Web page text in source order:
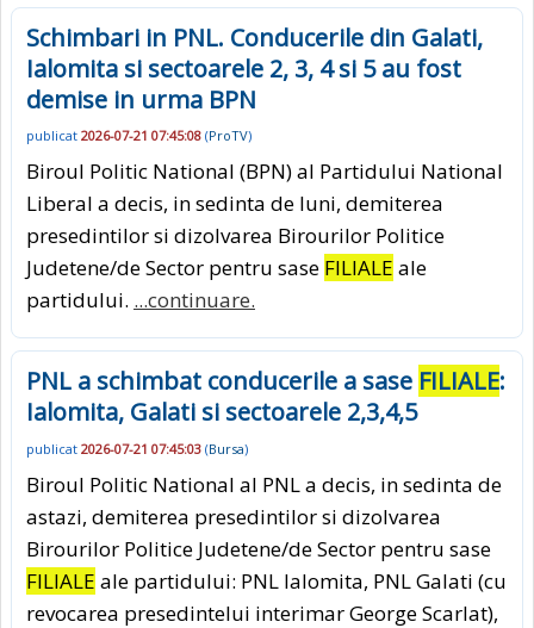
Schimbari in PNL. Conducerile din Galati,
Ialomita si sectoarele 2, 3, 4 si 5 au fost
demise in urma BPN
publicat 2026-07-21 07:45:08 (ProTV)
Biroul Politic National (BPN) al Partidului National
Liberal a decis, in sedinta de luni, demiterea
presedintilor si dizolvarea Birourilor Politice
Judetene/de Sector pentru sase FILIALE ale
partidului. ...continuare.
PNL a schimbat conducerile a sase FILIALE:
Ialomita, Galati si sectoarele 2,3,4,5
publicat 2026-07-21 07:45:03 (Bursa)
Biroul Politic National al PNL a decis, in sedinta de
astazi, demiterea presedintilor si dizolvarea
Birourilor Politice Judetene/de Sector pentru sase
FILIALE ale partidului: PNL Ialomita, PNL Galati (cu
revocarea presedintelui interimar George Scarlat),